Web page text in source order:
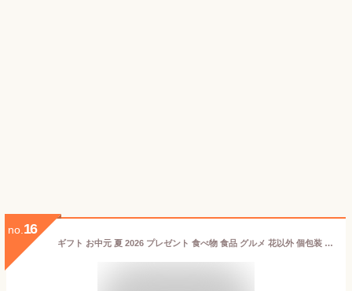
no. 16
ギフト お中元 夏 2026 プレゼント 食べ物 食品 グルメ 花以外 個包装 梅干し はちみつ梅 減塩みつふる 塩分1.5％ (12粒入) 高級 もらって 嬉しい 健康 常温 日持ち おすすめ 祖父 女性 男性 人気 熨斗 名入れ お歳暮 冬 母の日 父の日 敬老の日 内祝い お返し 会 記念日